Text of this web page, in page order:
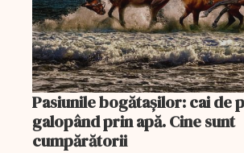
Pasiunile bogătaşilor: cai de
galopând prin apă. Cine sunt
cumpărătorii